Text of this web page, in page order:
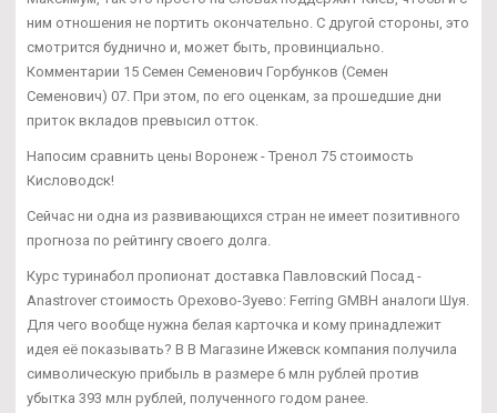
ним отношения не портить окончательно. С другой стороны, это
смотрится буднично и, может быть, провинциально.
Комментарии 15 Семен Семенович Горбунков (Семен
Семенович) 07. При этом, по его оценкам, за прошедшие дни
приток вкладов превысил отток.
Напосим сравнить цены Воронеж - Тренол 75 стоимость
Кисловодск!
Сейчас ни одна из развивающихся стран не имеет позитивного
прогноза по рейтингу своего долга.
Курс туринабол пропионат доставка Павловский Посад -
Anastrover стоимость Орехово-Зуево: Ferring GMBH аналоги Шуя.
Для чего вообще нужна белая карточка и кому принадлежит
идея её показывать? В В Магазине Ижевск компания получила
символическую прибыль в размере 6 млн рублей против
убытка 393 млн рублей, полученного годом ранее.